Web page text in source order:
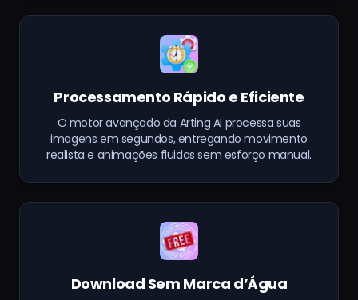
Processamento Rápido e Eficiente
O motor avançado da Arting AI processa suas
imagens em segundos, entregando movimento
realista e animações fluidas sem esforço manual.
Download Sem Marca d’Água